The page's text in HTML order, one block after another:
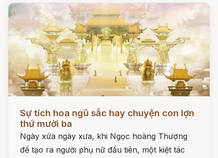
Sự tích hoa ngũ sắc hay chuyện con lợn
thứ mười ba
Ngày xửa ngày xưa, khi Ngọc hoàng Thượng
đế tạo ra người phụ nữ đầu tiên, một kiệt tác